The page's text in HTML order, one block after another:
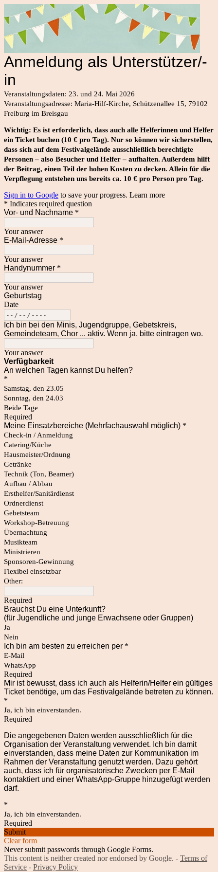
Anmeldung als Unterstützer/-
in
Veranstaltungsdaten: 23. und 24. Mai 2026
Veranstaltungsadresse: Maria-Hilf-Kirche, Schützenallee 15, 79102
Freiburg im Breisgau
Wichtig: Es ist erforderlich, dass auch alle Helferinnen und Helfer
ein Ticket buchen (10 € pro Tag). Nur so können wir sicherstellen,
dass sich auf dem Festivalgelände ausschließlich berechtigte
Personen – also Besucher und Helfer – aufhalten. Außerdem hilft
der Beitrag, einen Teil der hohen Kosten zu decken. Allein für die
Verpflegung entstehen uns bereits ca. 10 € pro Person pro Tag.
Sign in to Google to save your progress. Learn more
* Indicates required question
Vor- und Nachname *
Your answer
E-Mail-Adresse *
Your answer
Handynummer *
Your answer
Geburtstag
Date
Ich bin bei den Minis, Jugendgruppe, Gebetskreis,
Gemeindeteam, Chor ... aktiv. Wenn ja, bitte eintragen wo.
Your answer
Verfügbarkeit
An welchen Tagen kannst Du helfen?
*
Samstag, den 23.05
Sonntag, den 24.03
Beide Tage
Required
Meine Einsatzbereiche (Mehrfachauswahl möglich) *
Check-in / Anmeldung
Catering/Küche
Hausmeister/Ordnung
Getränke
Technik (Ton, Beamer)
Aufbau / Abbau
Ersthelfer/Sanitärdienst
Ordnerdienst
Gebetsteam
Workshop-Betreuung
Übernachtung
Musikteam
Ministrieren
Sponsoren-Gewinnung
Flexibel einsetzbar
Other:
Required
Brauchst Du eine Unterkunft?
(für Jugendliche und junge Erwachsene oder Gruppen)
Ja
Nein
Ich bin am besten zu erreichen per *
E-Mail
WhatsApp
Required
Mir ist bewusst, dass ich auch als Helferin/Helfer ein gültiges
Ticket benötige, um das Festivalgelände betreten zu können.
*
Ja, ich bin einverstanden.
Required
Die angegebenen Daten werden ausschließlich für die
Organisation der Veranstaltung verwendet. Ich bin damit
einverstanden, dass meine Daten zur Kommunikation im
Rahmen der Veranstaltung genutzt werden. Dazu gehört
auch, dass ich für organisatorische Zwecken per E-Mail
kontaktiert und einer WhatsApp-Gruppe hinzugefügt werden
darf.
*
Ja, ich bin einverstanden.
Required
Submit
Clear form
Never submit passwords through Google Forms.
This content is neither created nor endorsed by Google. - Terms of
Service - Privacy Policy